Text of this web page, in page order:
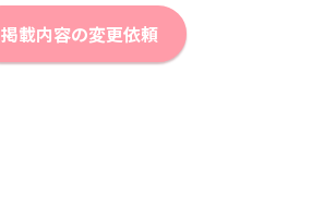
掲載内容の変更依頼